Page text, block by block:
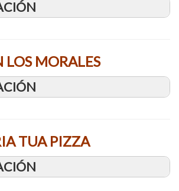
LOS MORALES
TUA PIZZA